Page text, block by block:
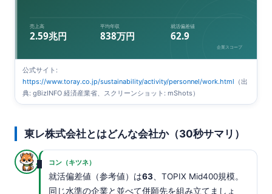
売上高
2.59兆円
平均年収
838万円
就活偏差値
62.9
企業スコープ
公式サイト:
https://www.toray.co.jp/sustainability/activity/personnel/work.html （出
典: gBizINFO 経済産業省、スクリーンショット: mShots）
東レ株式会社とはどんな会社か（30秒サマリ）
コン（キツネ）
就活偏差値（参考値）は63 、TOPIX Mid400規模。
同じ水準の企業と並べて併願先を組み立てましょ